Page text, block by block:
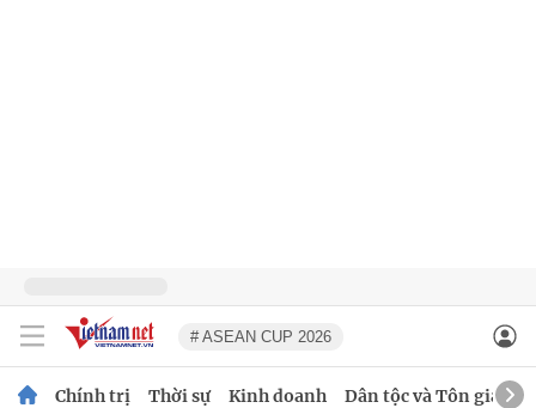
# ASEAN CUP 2026
Chính trị Thời sự Kinh doanh Dân tộc và Tôn giáo